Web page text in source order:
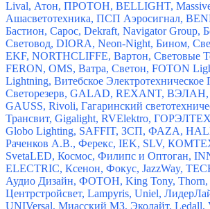
Lival, Атон, ПРОТОН, BELLIGHT,
Ашасветотехника, ПСП Аэросигнал,
Бастион, Сарос, Dekraft, Navigator Group,
Световод, DIORA, Neon-Night, Бином,
EKF, NORTHCLIFFE, Вартон, Световые
FERON, OMS, Ватра, Светон, FOTON
Lightning, Витебское
Светорезерв, GALAD, REXANT, ВЭЛАН,
GAUSS, Rivoli, Гагаринский
Трансвит, Gigalight, RVElektro,
Globo Lighting, SAFFIT, ЗСП, ФАZА,
Раченков А.В., Ферекс, IEK, SLV,
SvetaLED, Космос, Филипс и Оптоган,
ELECTRIC, Ксенон, Фокус, JazzWay,
Аудио Дизайн, ФОТОН, King Tony, Thorn,
Центрстройсвет, Lampyris, Uniel,
UNIVersal, Миасский МЗ, Эколайт,